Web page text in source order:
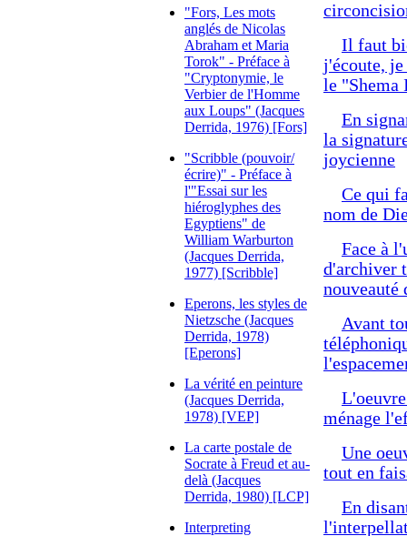
"Fors, Les mots
anglés de Nicolas
Abraham et Maria
Torok" - Préface à
"Cryptonymie, le
Verbier de l'Homme
aux Loups" (Jacques
Derrida, 1976) [Fors]
"Scribble (pouvoir/
écrire)" - Préface à
l'"Essai sur les
hiéroglyphes des
Egyptiens" de
William Warburton
(Jacques Derrida,
1977) [Scribble]
Eperons, les styles de
Nietzsche (Jacques
Derrida, 1978)
[Eperons]
La vérité en peinture
(Jacques Derrida,
1978) [VEP]
La carte postale de
Socrate à Freud et au-
delà (Jacques
Derrida, 1980) [LCP]
Interpreting
Il faut
j'écoute, je
le "Shema
En
la
joycienne
Ce qui
nom de
Face à
d'archiver
nouveauté
Avant
ménage
Une
tout en
En